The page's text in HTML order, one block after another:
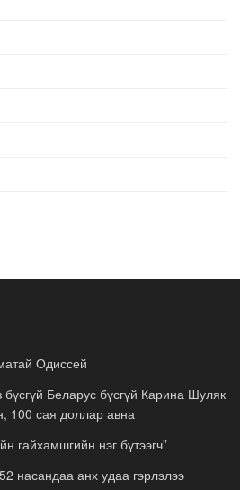
Одиссей
Беларус бүсгүй Карина Шуляк
100 сая доллар авна
гайхамшгийн нэг бүтээгч”
насандаа анх удаа гэрлэлээ